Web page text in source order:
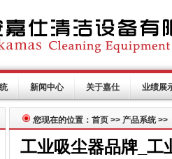
新闻中心 关于嘉仕 业绩展
您现在的位置：首页 >> 产品系统 >>
工业吸尘器品牌_工